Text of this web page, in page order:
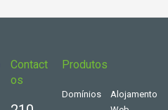
Contact
os
Produtos
Domínios
Alojamento